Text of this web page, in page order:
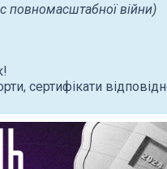
повномасштабної війни)
сертифікати